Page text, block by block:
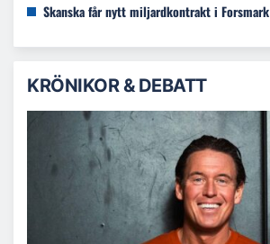
Skanska får nytt miljardkontrakt i Forsmark
KRÖNIKOR & DEBATT